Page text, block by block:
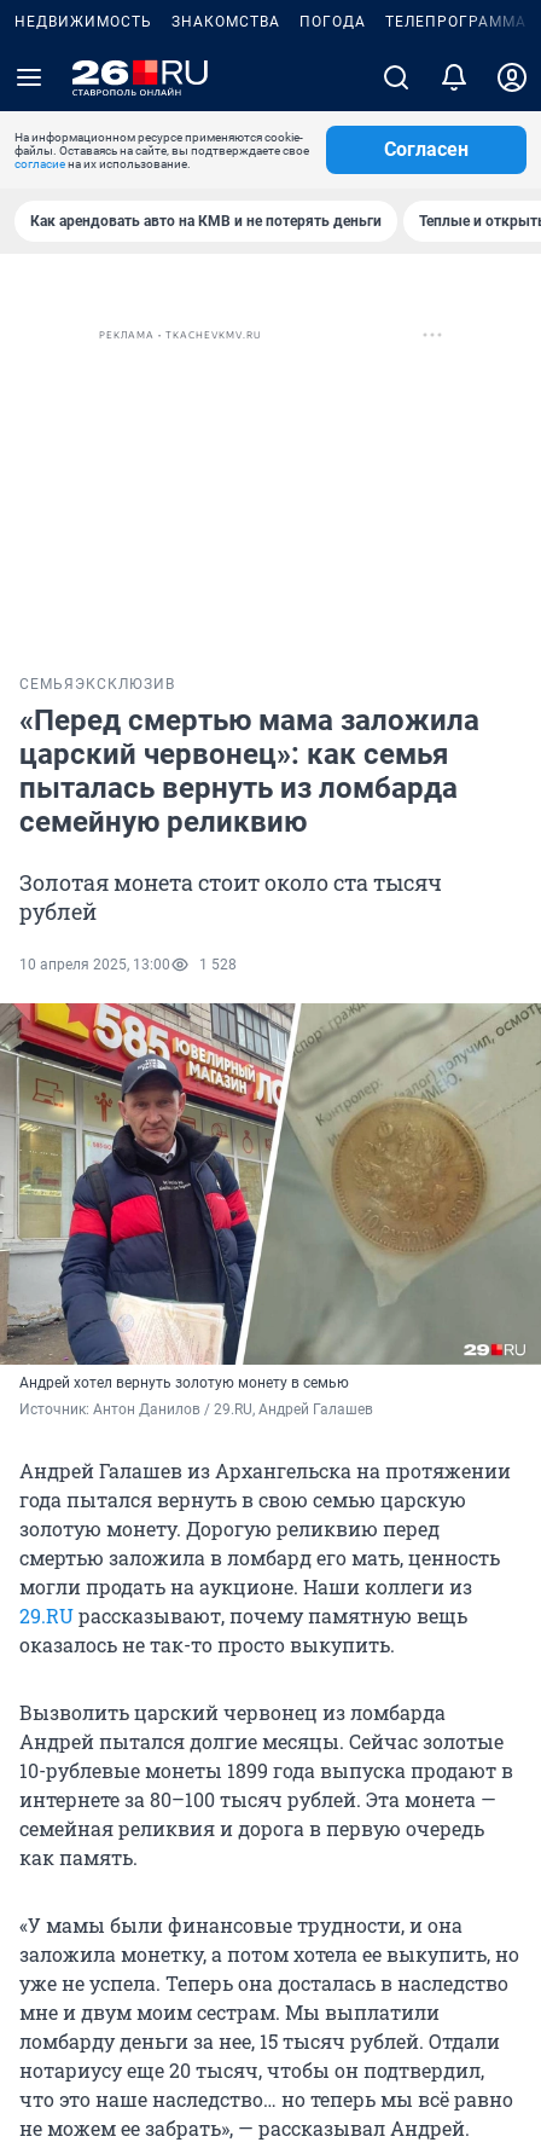
НЕДВИЖИМОСТЬ ЗНАКОМСТВА ПОГОДА ТЕЛЕПРОГРАММА
На информационном ресурсе применяются cookie-
файлы. Оставаясь на сайте, вы подтверждаете свое
согласиена их использование.
Согласен
Как арендовать авто на КМВ и не потерять деньги Теплые и
РЕКЛАМА • TKACHEVKMV.RU
СЕМЬЯ ЭКСКЛЮЗИВ
«Перед смертью мама заложила
царский червонец»: как семья
пыталась вернуть из ломбарда
семейную реликвию
Золотая монета стоит около ста тысяч
рублей
10 апреля 2025, 13:00 1 528
Андрей хотел вернуть золотую монету в семью
Источник: Антон Данилов / 29.RU, Андрей Галашев
Андрей Галашев из Архангельска на протяжении
года пытался вернуть в свою семью царскую
золотую монету. Дорогую реликвию перед
смертью заложила в ломбард его мать, ценность
могли продать на аукционе. Наши коллеги из
29.RUрассказывают, почему памятную вещь
оказалось не так-то просто выкупить.
Вызволить царский червонец из ломбарда
Андрей пытался долгие месяцы. Сейчас золотые
10-рублевые монеты 1899 года выпуска продают в
интернете за 80–100 тысяч рублей. Эта монета —
семейная реликвия и дорога в первую очередь
как память.
«У мамы были финансовые трудности, и она
заложила монетку, а потом хотела ее выкупить, но
уже не успела. Теперь она досталась в наследство
мне и двум моим сестрам. Мы выплатили
ломбарду деньги за нее, 15 тысяч рублей. Отдали
нотариусу еще 20 тысяч, чтобы он подтвердил,
что это наше наследство… но теперь мы всё равно
не можем ее забрать», — рассказывал Андрей.